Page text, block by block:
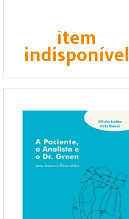
item
indisponível